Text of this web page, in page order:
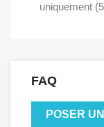
uniquement
FAQ
POSER